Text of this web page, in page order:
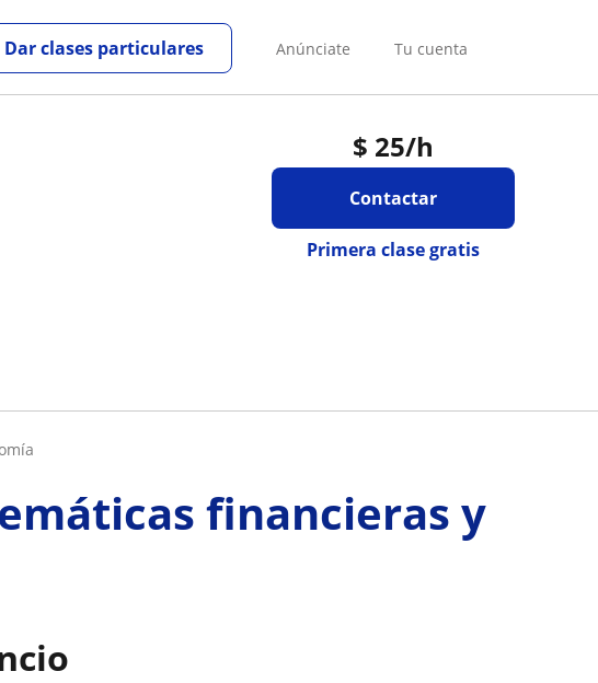
Anúnciate Tu cuenta
Dar clases particulares
$ 25/h
Contactar
Primera clase gratis
financieras y